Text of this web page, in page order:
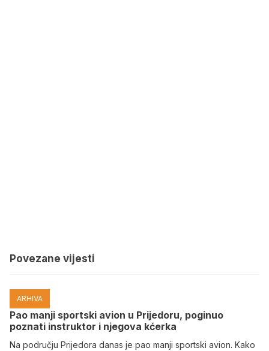
Povezane vijesti
ARHIVA
Pao manji sportski avion u Prijedoru, poginuo
poznati instruktor i njegova kćerka
Na području Prijedora danas je pao manji sportski avion. Kako